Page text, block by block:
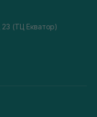
23 (ТЦ Екватор)